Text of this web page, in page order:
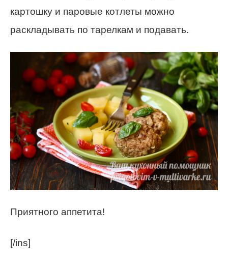
картошку и паровые котлеты можно
раскладывать по тарелкам и подавать.
Приятного аппетита!
[/ins]